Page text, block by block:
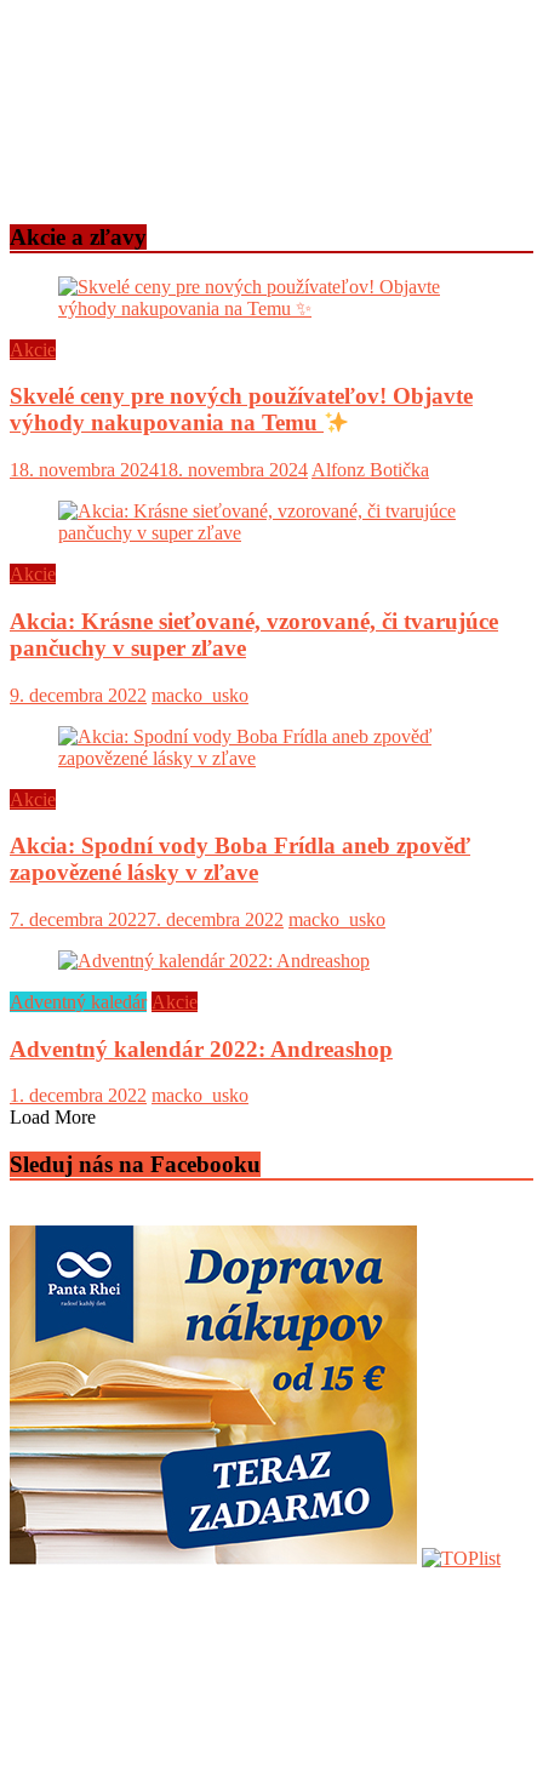
Akcie a zľavy
Akcie
Skvelé ceny pre nových používateľov! Objavte
výhody nakupovania na Temu
18. novembra 202418. novembra 2024 Alfonz Botička
Akcie
Akcia: Krásne sieťované, vzorované, či tvarujúce
pančuchy v super zľave
9. decembra 2022 macko_usko
Akcie
Akcia: Spodní vody Boba Frídla aneb zpověď
zapovězené lásky v zľave
7. decembra 20227. decembra 2022 macko_usko
Adventný kaledár Akcie
Adventný kalendár 2022: Andreashop
1. decembra 2022 macko_usko
Load More
Sleduj nás na Facebooku